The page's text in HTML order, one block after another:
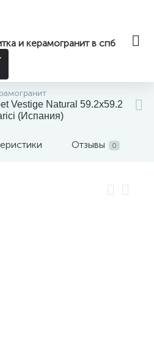
и керамогранит в спб
Vestige Natural 59.2x59.2
(Испания)
Отзывы 0